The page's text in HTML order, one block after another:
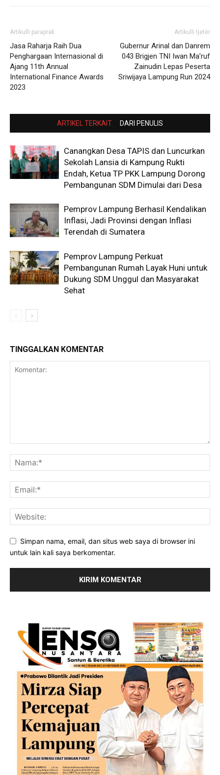
Artikulli paraprak
Jasa Raharja Raih Dua
Penghargaan Internasional di
Ajang 11th Annual
International Finance Awards
2023
Artikulli tjetër
Gubernur Arinal dan Danrem
043 Brigjen TNI Iwan Ma’ruf
Zainudin Lepas Peserta
Sriwijaya Lampung Run 2024
ARTIKEL TERKAIT DARI PENULIS
Canangkan Desa TAPIS dan Luncurkan
Sekolah Lansia di Kampung Rukti
Endah, Ketua TP PKK Lampung Dorong
Pembangunan SDM Dimulai dari Desa
Pemprov Lampung Berhasil Kendalikan
Inflasi, Jadi Provinsi dengan Inflasi
Terendah di Sumatera
Pemprov Lampung Perkuat
Pembangunan Rumah Layak Huni untuk
Dukung SDM Unggul dan Masyarakat
Sehat
TINGGALKAN KOMENTAR
Simpan nama, email, dan situs web saya di browser ini
untuk lain kali saya berkomentar.